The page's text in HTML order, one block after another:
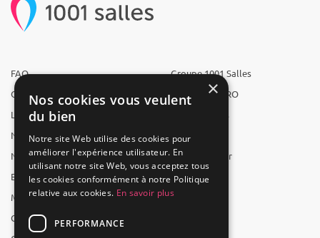
FAQ
Qui sommes-nous ?
L'équipe
Nous recrutons
Nos partenaires
Espace presse
Mentions légales
CGV
Groupe 1001 Salles
1001 Salles PRO
1001 Traiteurs
1001 Artistes
Reserverunbar
MP2
×
Nos cookies vous veulent
du bien
Notre site Web utilise des cookies pour
améliorer l'expérience utilisateur. En
utilisant notre site Web, vous acceptez tous
les cookies conformément à notre Politique
relative aux cookies. En savoir plus
PERFORMANCE